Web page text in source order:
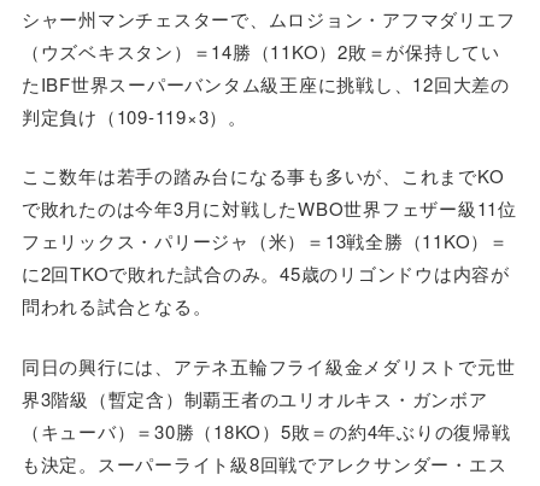
シャー州マンチェスターで、ムロジョン・アフマダリエフ
（ウズベキスタン）＝14勝（11KO）2敗＝が保持してい
たIBF世界スーパーバンタム級王座に挑戦し、12回大差の
判定負け（109-119×3）。
ここ数年は若手の踏み台になる事も多いが、これまでKO
で敗れたのは今年3月に対戦したWBO世界フェザー級11位
フェリックス・パリージャ（米）＝13戦全勝（11KO）＝
に2回TKOで敗れた試合のみ。45歳のリゴンドウは内容が
問われる試合となる。
同日の興行には、アテネ五輪フライ級金メダリストで元世
界3階級（暫定含）制覇王者のユリオルキス・ガンボア
（キューバ）＝30勝（18KO）5敗＝の約4年ぶりの復帰戦
も決定。スーパーライト級8回戦でアレクサンダー・エス